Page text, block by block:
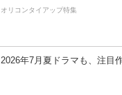
オリコンタイアップ特集
2026年7月夏ドラマも、注目